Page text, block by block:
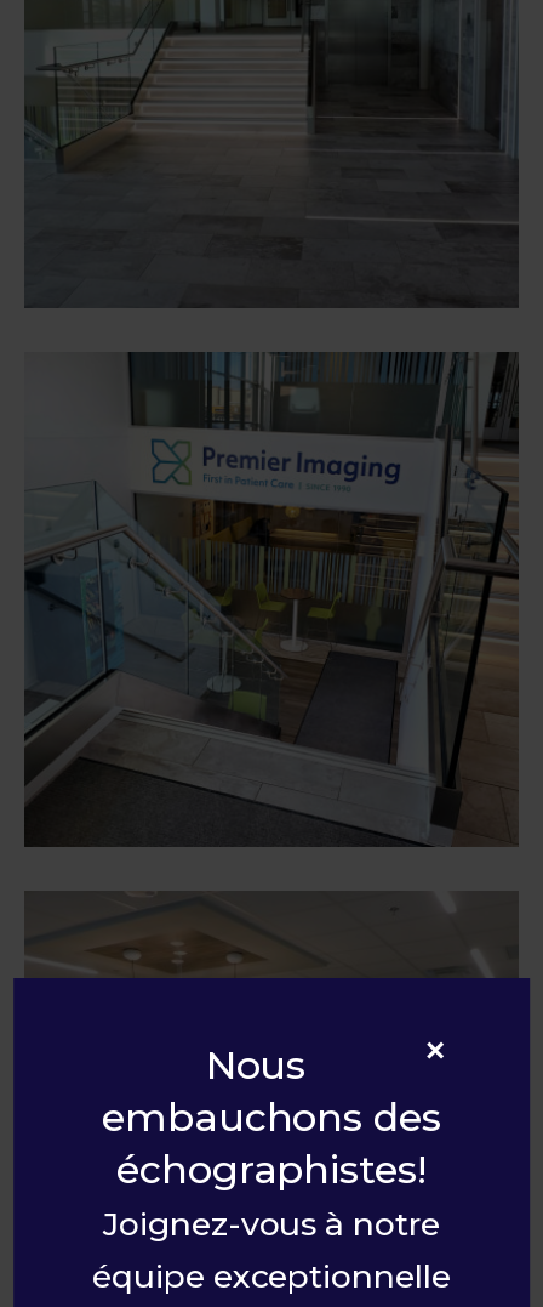
×
Nous
embauchons des
échographistes!
Joignez-vous à notre
équipe exceptionnelle